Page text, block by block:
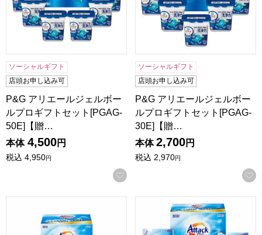
ソーシャルギフト
店頭お申し込み可
P&G アリエールジェルボー
ルプロギフトセット[PGAG-
50E]【贈…
本体 4,500円
税込 4,950円
お気に入りに登録する
ソーシャルギフト
店頭お申し込み可
P&G アリエールジェルボー
ルプロギフトセット[PGAG-
30E]【贈…
本体 2,700円
税込 2,970円
花王 アタック抗菌EXギフト[KAR-50A]【贈りものカタログ】
花王 アタック抗菌EXギフト